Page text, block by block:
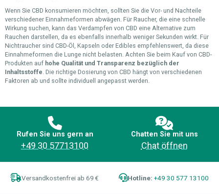
Wenn Sie CBD konsumieren möchten, sollten Sie die Vor- und Nachteile
verschiedener Einnahmeformen abwägen. Für Raucher, die eine schnelle
Wirkung suchen, kann das Verdampfen von CBD eine Alternative zum
Rauchen darstellen, da es ebenfalls innerhalb weniger Sekunden wirkt. Für
Nichtraucher sind CBD-Öl, Kapseln oder Edibles empfehlenswert, da diese
Einnahmeformen die Lunge nicht belasten. Achten Sie beim Kauf von CBD-
Produkten auf hohe Qualität und Transparenz bezüglich der
Inhaltsstoffe. Die richtige Dosierung von CBD hängt von verschiedenen
Faktoren ab und sollte individuell angepasst werden.
Rufen Sie uns gern an
+49 30 57713100
Chatten Sie mit uns
Chat öffnen
Versandkostenfrei ab 69 € Hotline: +49 30 577 13100